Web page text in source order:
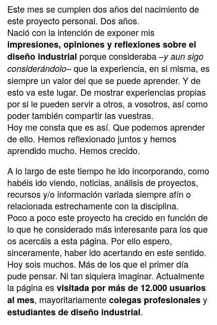
Este mes se cumplen dos años del nacimiento de
este proyecto personal. Dos años.
Nació con la intención de exponer mis
impresiones, opiniones y reflexiones sobre el
diseño industrial porque consideraba –y aun sigo
considerándolo– que la experiencia, en si misma, es
siempre un valor del que se puede aprender. Y de
esto va este lugar. De mostrar experiencias propias
por si le pueden servir a otros, a vosotros, así como
poder también compartir las vuestras.
Hoy me consta que es así. Que podemos aprender
de ello. Hemos reflexionado juntos y hemos
aprendido mucho. Hemos crecido.
A lo largo de este tiempo he ido incorporando, como
habéis ido viendo, noticias, análisis de proyectos,
recursos y/o información variada siempre afín o
relacionada estrechamente con la disciplina.
Poco a poco este proyecto ha crecido en función de
lo que he considerado más interesante para los que
os acercáis a esta página. Por ello espero,
sinceramente, haber ido acertando en este sentido.
Hoy sois muchos. Más de los que el primer día
pude pensar. Ni tan siquiera imaginar. Actualmente
la página esvisitada por más de 12.000 usuarios
al mes, mayoritariamentecolegas profesionalesy
estudiantes de diseño industrial.